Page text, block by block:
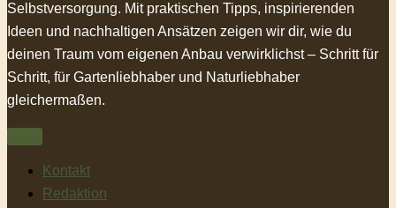
Selbstversorgung. Mit praktischen Tipps, inspirierenden
Ideen und nachhaltigen Ansätzen zeigen wir dir, wie du
deinen Traum vom eigenen Anbau verwirklichst – Schritt für
Schritt, für Gartenliebhaber und Naturliebhaber
gleichermaßen.
Kontakt
Redaktion